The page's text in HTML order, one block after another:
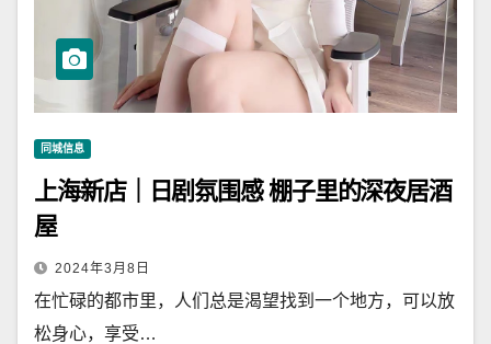
同城信息
上海新店｜日剧氛围感 棚子里的深夜居酒
屋
2024年3月8日
在忙碌的都市里，人们总是渴望找到一个地方，可以放
松身心，享受…